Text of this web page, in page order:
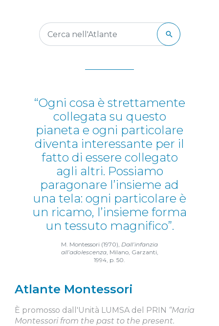
“Ogni cosa è strettamente
collegata su questo
pianeta e ogni particolare
diventa interessante per il
fatto di essere collegato
agli altri. Possiamo
paragonare l’insieme ad
una tela: ogni particolare è
un ricamo, l’insieme forma
un tessuto magnifico”.
M. Montessori (1970), Dall’infanzia
all’adolescenza, Milano, Garzanti,
1994, p. 50.
Atlante Montessori
È promosso dall'Unità LUMSA del PRIN “Maria
Montessori from the past to the present.